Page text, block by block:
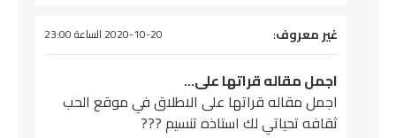
يقول
غير معروف: 2020-10-20 الساعة 23:00
اجمل مقاله قراتها على…
اجمل مقاله قراتها على الاطلاق في موقع الحب
ثقافه تحياتي لك استاذه تنسيم ???